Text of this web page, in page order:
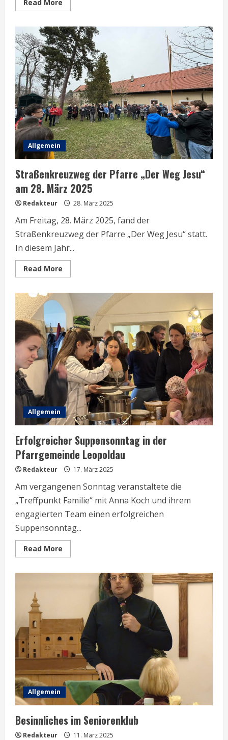
Read More
more
in
der
Karwoche
Allgemein
Straßenkreuzweg der Pfarre „Der Weg Jesu“
am 28. März 2025
Redakteur 28. März 2025
Am Freitag, 28. März 2025, fand der
Straßenkreuzweg der Pfarre „Der Weg Jesu“ statt.
In diesem Jahr...
Read More
more
der
Pfarre
„Der
Weg
Jesu“
am
28.
März
2025
Allgemein
Erfolgreicher Suppensonntag in der
Pfarrgemeinde Leopoldau
Redakteur 17. März 2025
Am vergangenen Sonntag veranstaltete die
„Treffpunkt Familie“ mit Anna Koch und ihrem
engagierten Team einen erfolgreichen
Suppensonntag...
Read More
more
Suppensonntag
Pfarrgemeinde
Leopoldau
Allgemein
Besinnliches im Seniorenklub
Redakteur 11. März 2025